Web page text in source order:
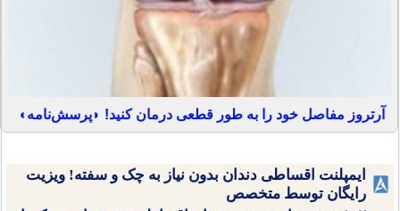
آرتروز مفاصل خود را به طور قطعی درمان کنید! ◗پرسش‌نامه◖
ایمپلنت اقساطی دندان بدون نیاز به چک و سفته! ویزیت
رایگان توسط متخصص